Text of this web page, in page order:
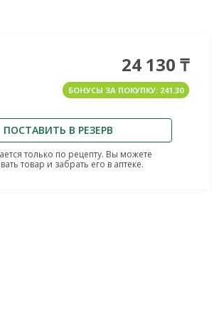
24 130 ₸
БОНУСЫ ЗА ПОКУПКУ: 241.30
ПОСТАВИТЬ В РЕЗЕРВ
только по рецепту. Вы можете
товар и забрать его в аптеке.